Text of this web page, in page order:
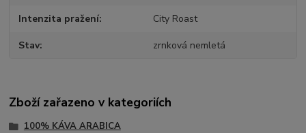
Intenzita pražení City Roast
Stav zrnková nemletá
Zboží zařazeno v kategoriích
100% KÁVA ARABICA